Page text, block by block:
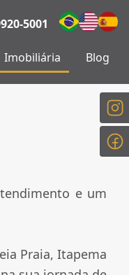
5001
Imobiliária Blog
e um
Praia, Itapema